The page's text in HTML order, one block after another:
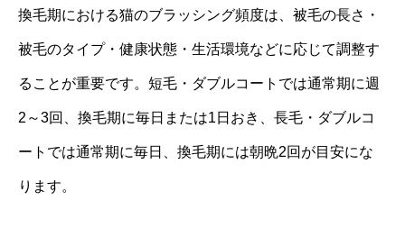
換毛期における猫のブラッシング頻度は、被毛の長さ・
被毛のタイプ・健康状態・生活環境などに応じて調整す
ることが重要です。短毛・ダブルコートでは通常期に週
2～3回、換毛期に毎日または1日おき、長毛・ダブルコ
ートでは通常期に毎日、換毛期には朝晩2回が目安にな
ります。